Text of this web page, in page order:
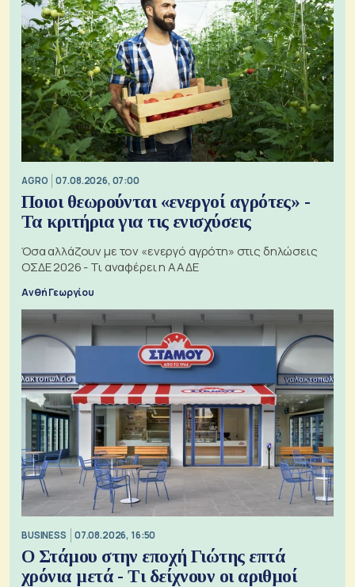
AGRO 07.08.2026, 07:00
Ποιοι θεωρούνται «ενεργοί αγρότες» -
Τα κριτήρια για τις ενισχύσεις
Όσα αλλάζουν με τον «ενεργό αγρότη» στις δηλώσεις
ΟΣΔΕ 2026 - Τι αναφέρει η ΑΑΔΕ
Ανθή Γεωργίου
BUSINESS 07.08.2026, 16:50
Ο Στάμου στην εποχή Γιώτης επτά
χρόνια μετά - Τι δείχνουν οι αριθμοί